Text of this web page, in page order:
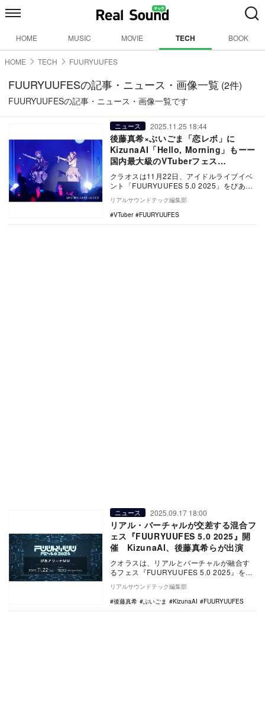
HOME MUSIC MOVIE TECH BOOK
HOME TECH FUURYUUFES
FUURYUUFESの記事・ニュース・画像一覧 (2件)
FUURYUUFESの記事・ニュース・画像一覧です
ニュース 2025.11.25 18:44
後藤真希×ぶいごま「恋レボ」に
KizunaAI「Hello, Morning」もーー
国内最大級のVTuberフェス
「FUURYUUFES 5.0 2025」開催
クラオスは11月22日、アイドルライブイベ
ント「FUURYUUFES 5.0 2025」をぴあア
リーナMMにて開催した。 M…
リアルサウンドテック編集部
VTuber
FUURYUUFES
ニュース 2025.09.17 18:00
リアル・バーチャルが交差する混合フ
ェス『FUURYUUFES 5.0 2025』開
催 KizunaAI、後藤真希らが出演
クオラスは、リアルとバーチャルが融合す
るフェス『FUURYUUFES 5.0 2025』を、
11月22日にぴあアリーナMMで開催…
リアルサウンドテック編集部
後藤真希
ぶいごま KizunaAI FUURYUUFES